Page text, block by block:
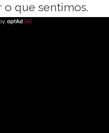
o que sentimos.